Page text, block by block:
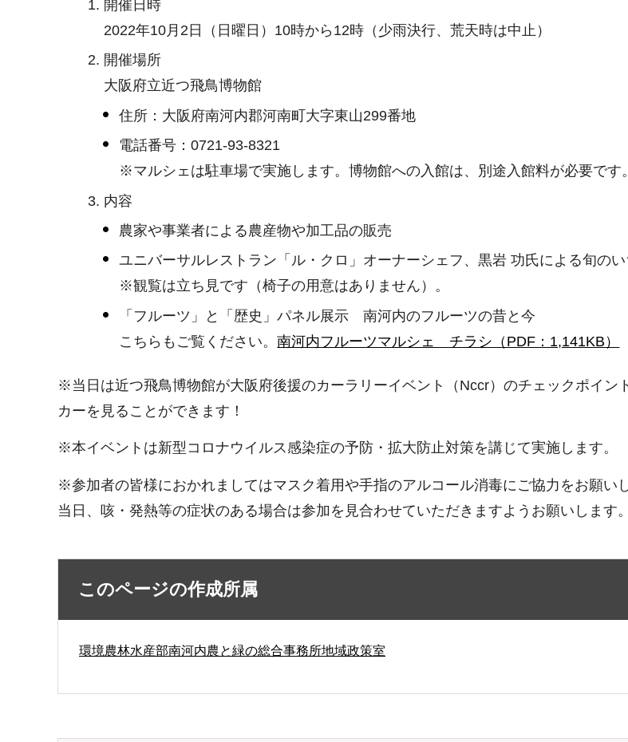
開催日時
2022年10月2日（日曜日）10時から12時（少雨決行、荒天時は中止）
開催場所
大阪府立近つ飛鳥博物館
住所：大阪府南河内郡河南町大字東山299番地
電話番号：0721-93-8321
※マルシェは駐車場で実施します。博物館への入館は、別途入館料が必要です。
内容
農家や事業者による農産物や加工品の販売
ユニバーサルレストラン「ル・クロ」オーナーシェフ、黒岩 功氏による旬の
※観覧は立ち見です（椅子の用意はありません）。
「フルーツ」と「歴史」パネル展示 南河内のフルーツの昔と今
こちらもご覧ください。南河内フルーツマルシェ チラシ（PDF：1,141KB）
※当日は近つ飛鳥博物館が大阪府後援のカーラリーイベント（Nccr）のチェックポイ
カーを見ることができます！
※本イベントは新型コロナウイルス感染症の予防・拡大防止対策を講じて実施します。
※参加者の皆様におかれましてはマスク着用や手指のアルコール消毒にご協力をお願いし
当日、咳・発熱等の症状のある場合は参加を見合わせていただきますようお願いします。
このページの作成所属
環境農林水産部南河内農と緑の総合事務所地域政策室